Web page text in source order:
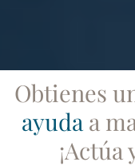
Obtienes
ayuda a
¡Actúa